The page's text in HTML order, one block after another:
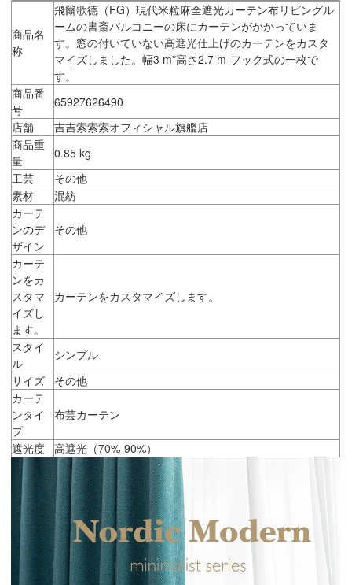
商品名
称
飛爾歌德（FG）現代米粒麻全遮光カーテン布リビングル
ームの書斎バルコニーの床にカーテンがかかっていま
す。窓の付いていない高遮光仕上げのカーテンをカスタ
マイズしました。幅3 m*高さ2.7 m-フック式の一枚で
す。
商品番
号
65927626490
店舗
吉吉索索索オフィシャル旗艦店
商品重
量
0.85 kg
工芸
その他
素材
混紡
カーテ
ンのデ
ザイン
その他
カーテ
ンをカ
スタマ
イズし
ます。
カーテンをカスタマイズします。
スタイ
ル
シンプル
サイズ
その他
カーテ
ンタイ
プ
布芸カーテン
遮光度 高遮光（70%-90%）